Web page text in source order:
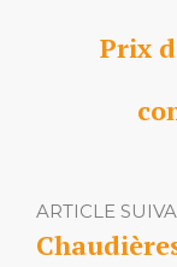
Prix
ARTICLE